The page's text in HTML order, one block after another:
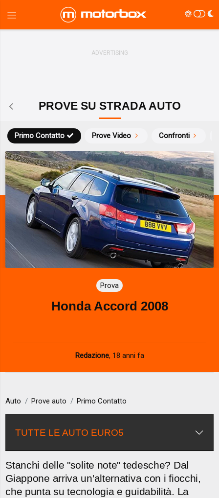
PROVE SU STRADA AUTO
Prove Video Confronti
Primo Contatto
Prova
Honda Accord 2008
Redazione, 18 anni fa
Auto Prove auto Primo Contatto
TUTTE LE AUTO EURO5
Stanchi delle "solite note" tedesche? Dal
Giappone arriva un'alternativa con i fiocchi,
che punta su tecnologia e guidabilità. La